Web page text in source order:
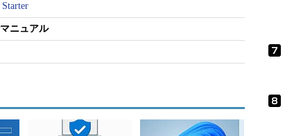
第9回 ファイアウォール機能
ダにコピーすれ
本稿では、
それに付随する
への安全・確実
ファイルの整
ダ構成の整理を行
ニュアル